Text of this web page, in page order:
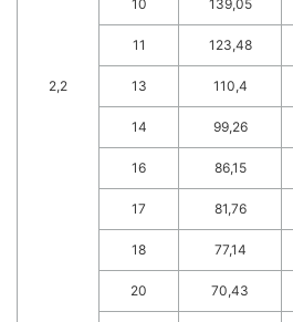
2,2
10 139,05
11 123,48
13 110,4
14 99,26
16 86,15
17 81,76
18 77,14
20 70,43